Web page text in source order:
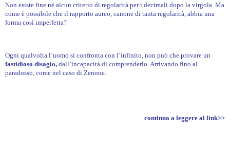
Non esiste fine né alcun criterio di regolarità per i decimali dopo la virgola. Ma
come è possibile che il rapporto aureo, canone di tanta regolarità, abbia una
forma così imperfetta?
Ogni qualvolta l’uomo si confronta con l’infinito, non può che provare un
fastidioso disagio, dall’incapacità di comprenderlo. Arrivando fino al
paradosso, come nel caso di Zenone.
continua a leggere al link>>